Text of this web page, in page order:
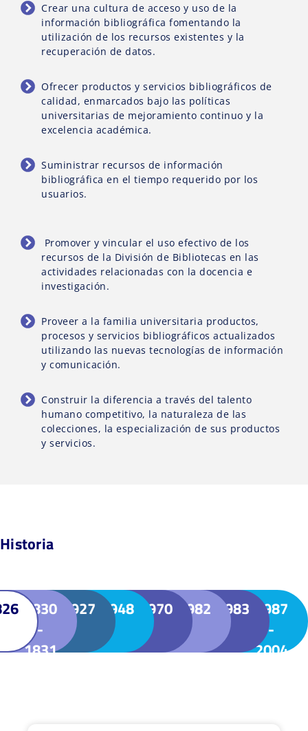
Crear una cultura de acceso y uso de la
información bibliográfica fomentando la
utilización de los recursos existentes y la
recuperación de datos.
Ofrecer productos y servicios bibliográficos de
calidad, enmarcados bajo las políticas
universitarias de mejoramiento continuo y la
excelencia académica.
Suministrar recursos de información
bibliográfica en el tiempo requerido por los
usuarios.
Promover y vincular el uso efectivo de los
recursos de la División de Bibliotecas en las
actividades relacionadas con la docencia e
investigación.
Proveer a la familia universitaria productos,
procesos y servicios bibliográficos actualizados
utilizando las nuevas tecnologías de información
y comunicación.
Construir la diferencia a través del talento
humano competitivo, la naturaleza de las
colecciones, la especialización de sus productos
y servicios.
Historia
1830
-
1831
1927 1948 1970 1982 1983 1987
-
2004